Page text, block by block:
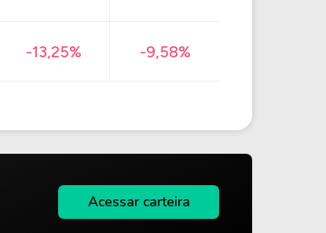
-13,25% -9,58%
Acessar carteira